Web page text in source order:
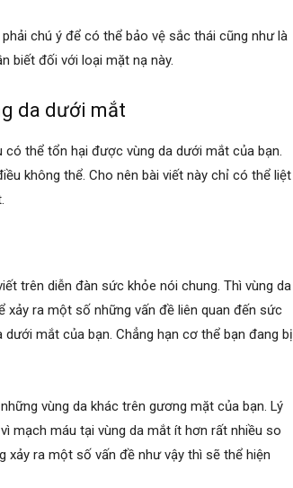
chú ý để có thể bảo vệ sắc thái cũng như là
biết đối với loại mặt nạ này.
da dưới mắt
thể tổn hại được vùng da dưới mắt của bạn.
không thể. Cho nên bài viết này chỉ có thể liệt
trên diễn đàn sức khỏe nói chung. Thì vùng da
ra một số những vấn đề liên quan đến sức
mắt của bạn. Chẳng hạn cơ thể bạn đang bị
vùng da khác trên gương mặt của bạn. Lý
mạch máu tại vùng da mắt ít hơn rất nhiều so
xảy ra một số vấn đề như vậy thì sẽ thể hiện